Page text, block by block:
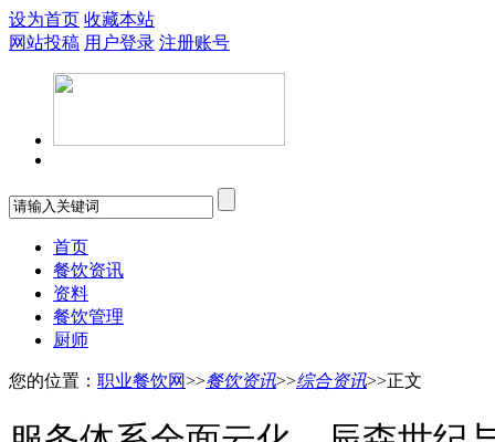
设为首页 收藏本站
网站投稿 用户登录 注册账号
首页
餐饮资讯
资料
餐饮管理
厨师
您的位置： 职业餐饮网>>餐饮资讯>>综合资讯>>正文